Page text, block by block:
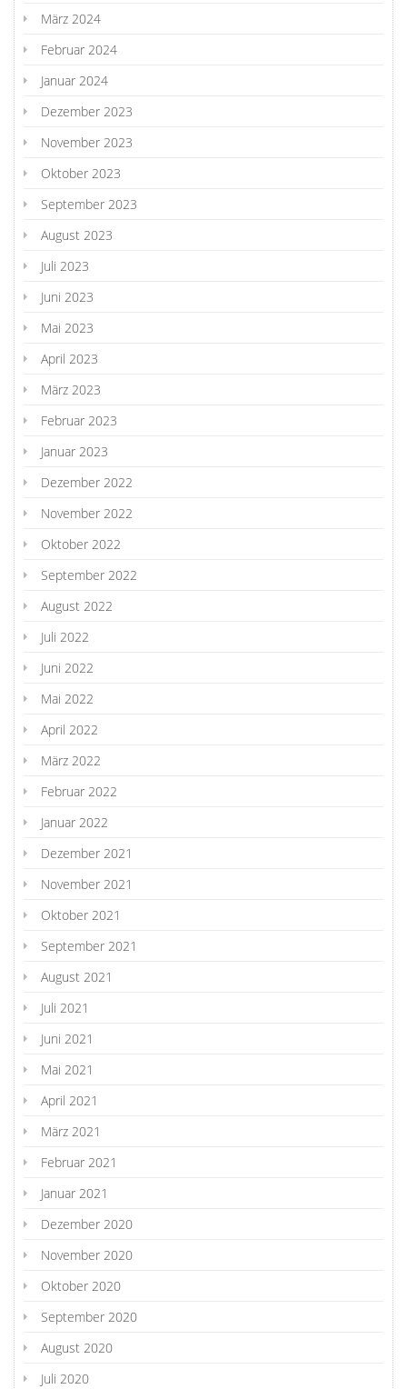
März 2024
Februar 2024
Januar 2024
Dezember 2023
November 2023
Oktober 2023
September 2023
August 2023
Juli 2023
Juni 2023
Mai 2023
April 2023
März 2023
Februar 2023
Januar 2023
Dezember 2022
November 2022
Oktober 2022
September 2022
August 2022
Juli 2022
Juni 2022
Mai 2022
April 2022
März 2022
Februar 2022
Januar 2022
Dezember 2021
November 2021
Oktober 2021
September 2021
August 2021
Juli 2021
Juni 2021
Mai 2021
April 2021
März 2021
Februar 2021
Januar 2021
Dezember 2020
November 2020
Oktober 2020
September 2020
August 2020
Juli 2020